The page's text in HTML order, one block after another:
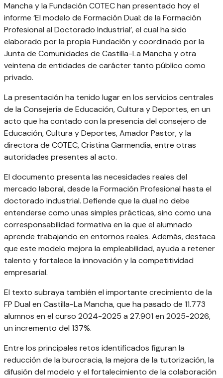
Mancha y la Fundación COTEC han presentado hoy el
informe ‘El modelo de Formación Dual: de la Formación
Profesional al Doctorado Industrial’, el cual ha sido
elaborado por la propia Fundación y coordinado por la
Junta de Comunidades de Castilla-La Mancha y otra
veintena de entidades de carácter tanto público como
privado.
La presentación ha tenido lugar en los servicios centrales
de la Consejería de Educación, Cultura y Deportes, en un
acto que ha contado con la presencia del consejero de
Educación, Cultura y Deportes, Amador Pastor, y la
directora de COTEC, Cristina Garmendia, entre otras
autoridades presentes al acto.
El documento presenta las necesidades reales del
mercado laboral, desde la Formación Profesional hasta el
doctorado industrial. Defiende que la dual no debe
entenderse como unas simples prácticas, sino como una
corresponsabilidad formativa en la que el alumnado
aprende trabajando en entornos reales. Además, destaca
que este modelo mejora la empleabilidad, ayuda a retener
talento y fortalece la innovación y la competitividad
empresarial.
El texto subraya también el importante crecimiento de la
FP Dual en Castilla-La Mancha, que ha pasado de 11.773
alumnos en el curso 2024-2025 a 27.901 en 2025-2026,
un incremento del 137%.
Entre los principales retos identificados figuran la
reducción de la burocracia, la mejora de la tutorización, la
difusión del modelo y el fortalecimiento de la colaboración